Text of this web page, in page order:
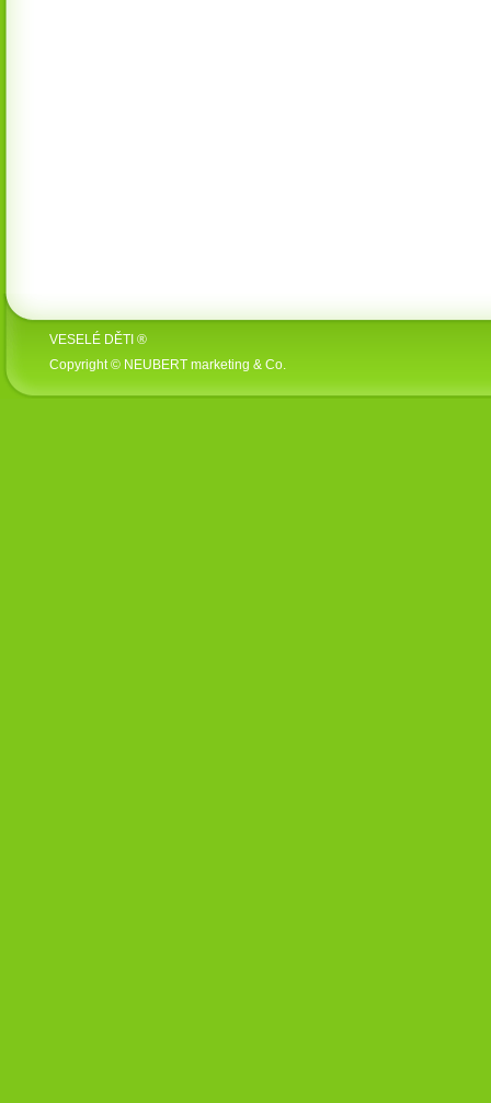
VESELÉ DĚTI ®
Copyright © NEUBERT marketing & Co.